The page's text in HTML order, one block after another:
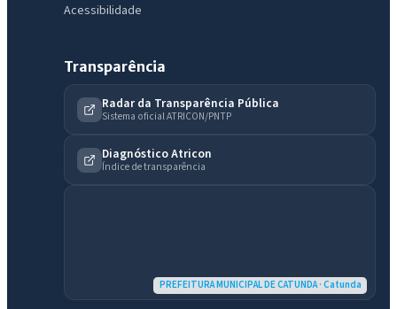
Acessibilidade
Transparência
Radar da Transparência Pública
Sistema oficial ATRICON/PNTP
Diagnóstico Atricon
Índice de transparência
PREFEITURA MUNICIPAL DE CATUNDA · Catunda